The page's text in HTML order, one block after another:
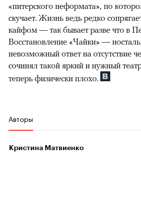
«питерского неформата», по
скучает. Жизнь ведь редко
кайфом — так бывает разве что в
Восстановление «Чайки» —
невозможный ответ на отсутствие
сочинял такой яркий и нужный
теперь физически плохо.
Авторы
Кристина Матвиенко